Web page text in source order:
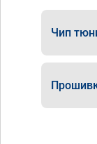
Чип